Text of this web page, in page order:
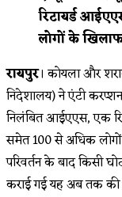
रिटायर्ड
लोगों के
रायपुर। कोयला और
निदेशालय) ने एंटी करप्शन
निलंबित आईएएस, एक
समेत 100 से अधिक
परिवर्तन के बाद किसी
कराई गई यह अब तक